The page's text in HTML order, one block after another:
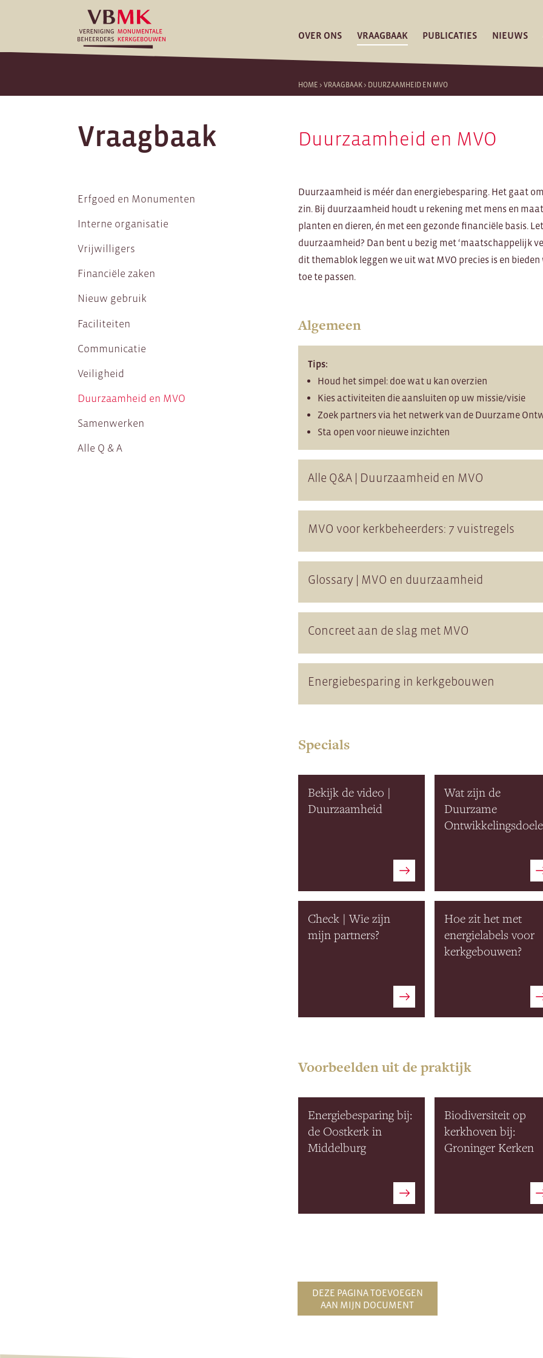
OVER ONS VRAAGBAAK PUBLICATIES NIEUWS
HOME >VRAAGBAAK> DUURZAAMHEID EN MVO
Vraagbaak
Erfgoed en Monumenten
Interne organisatie
Vrijwilligers
Financiële zaken
Nieuw gebruik
Faciliteiten
Communicatie
Veiligheid
Duurzaamheid en MVO
Samenwerken
Alle Q & A
Duurzaamheid en MVO
Duurzaamheid is méér dan energiebesparing. Het gaat
zin. Bij duurzaamheid houdt u rekening met mens en
planten en dieren, én met een gezonde financiële basis.
duurzaamheid? Dan bent u bezig met ‘maatschappelijk
dit themablok leggen we uit wat MVO precies is en
toe te passen.
Algemeen
Tips:
Houd het simpel: doe wat u kan overzien
Kies activiteiten die aansluiten op uw missie/visie
Zoek partners via het netwerk van de Duurzame
Sta open voor nieuwe inzichten
Alle Q&A | Duurzaamheid en MVO
MVO voor kerkbeheerders: 7 vuistregels
Glossary | MVO en duurzaamheid
Concreet aan de slag met MVO
Energiebesparing in kerkgebouwen
Specials
Bekijk de video |
Duurzaamheid
Wat zijn de
Duurzame
Check | Wie zijn
mijn partners?
Hoe zit het met
energielabels voor
kerkgebouwen?
Voorbeelden uit de praktijk
Energiebesparing bij:
de Oostkerk in
Middelburg
Biodiversiteit op
kerkhoven bij:
Groninger Kerken
DEZE PAGINA TOEVOEGEN
AAN MIJN DOCUMENT